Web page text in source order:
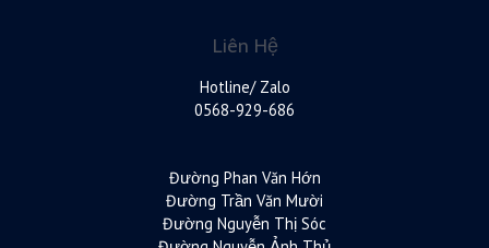
Liên Hệ
Hotline/ Zalo
0568-929-686
Đường Phan Văn Hớn
Đường Trần Văn Mười
Đường Nguyễn Thị Sóc